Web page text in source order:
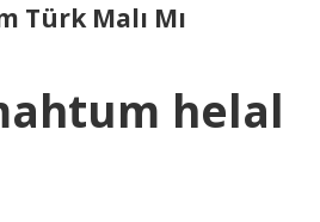
Türk Malı Mı
helal